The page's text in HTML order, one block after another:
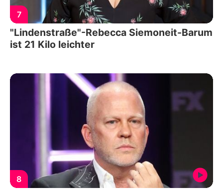
7
"Lindenstraße"-Rebecca Siemoneit-Barum
ist 21 Kilo leichter
8